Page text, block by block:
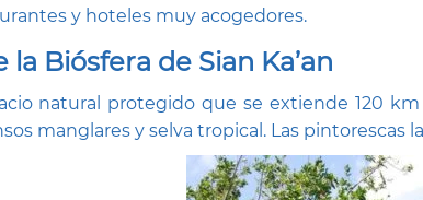
y hoteles muy acogedores.
la Biósfera de Sian Ka’an
natural protegido que se extiende 120
manglares y selva tropical. Las pintorescas